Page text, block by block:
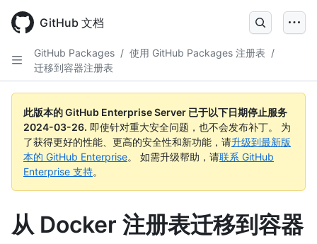
main
GitHub 文档
GitHub Packages / 使用 GitHub Packages 注册表 /
迁移到容器注册表
此版本的 GitHub Enterprise Server 已于以下日期停止服务
2024-03-26. 即使针对重大安全问题，也不会发布补丁。 为
了获得更好的性能、更高的安全性和新功能，请升级到最新版
本的 GitHub Enterprise。 如需升级帮助，请联系 GitHub
Enterprise 支持。
从 Docker 注册表迁移到容器